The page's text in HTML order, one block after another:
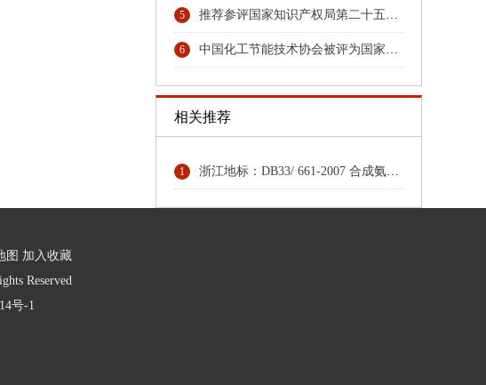
5 推荐参评国家知识产权局第二十五届中国专利奖专利名单的公示
6 中国化工节能技术协会被评为国家4A级社会组织
相关推荐
1 浙江地标：DB33/ 661-2007 合成氨（大型）单位综合能耗限额及计算方法
图 加入收藏
Reserved
号-1